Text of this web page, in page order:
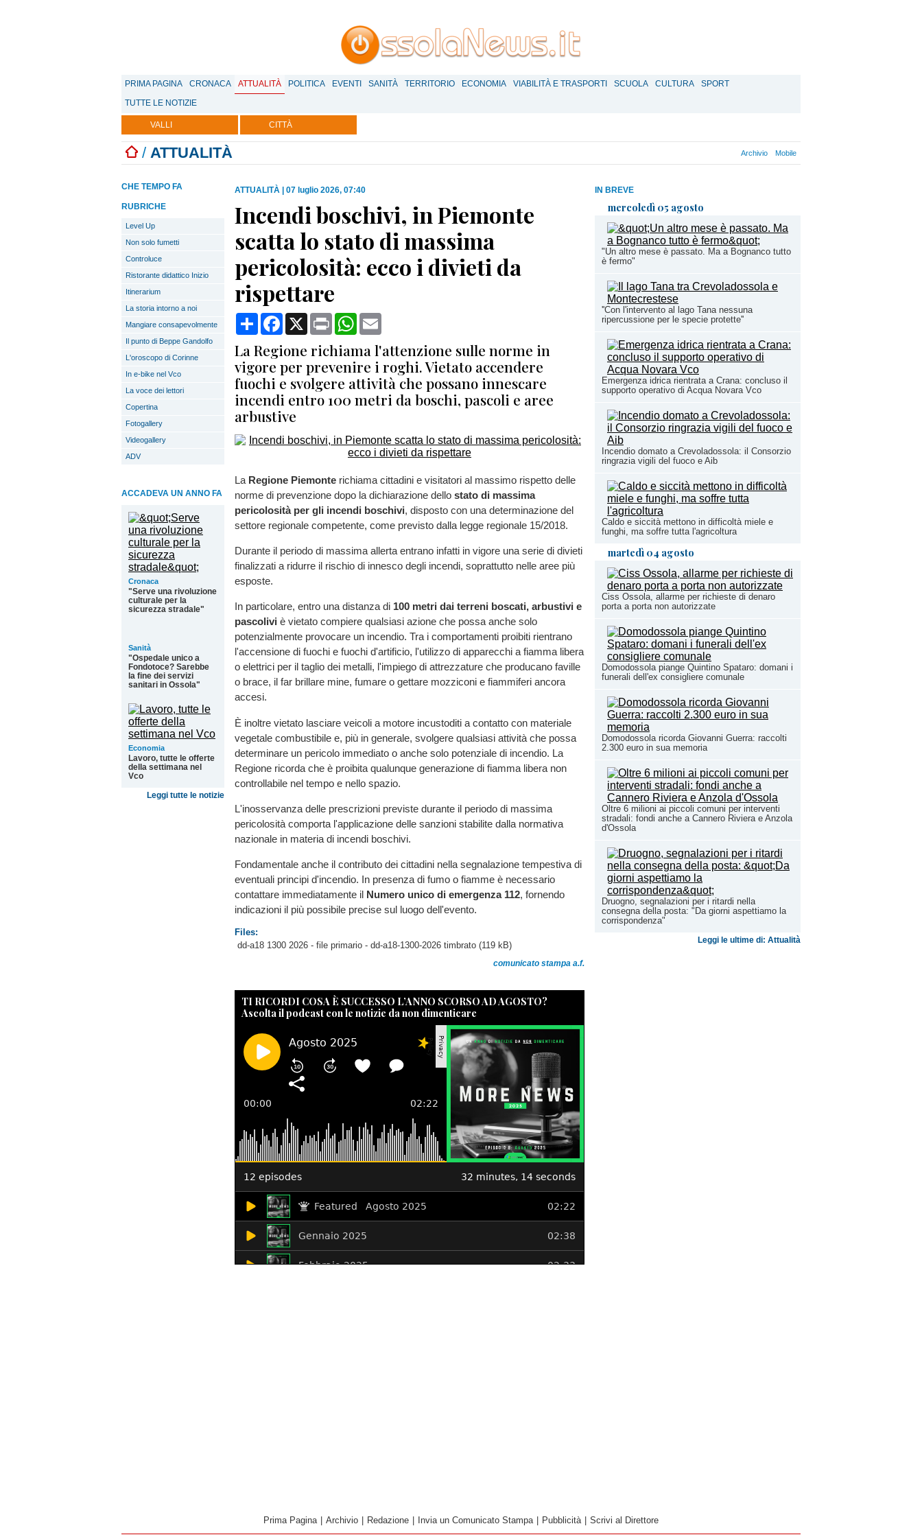
PRIMA PAGINA CRONACA ATTUALITÀ POLITICA EVENTI SANITÀ TERRITORIO ECONOMIA VIABILITÀ E TRASPORTI SCUOLA CULTURA
SPORT
TUTTE LE NOTIZIE
VALLI CITTÀ
/ ATTUALITÀ Archivio Mobile
IN BREVE
mercoledì 05 agosto
"Un altro mese è passato. Ma a Bognanco tutto
è fermo"
''Con l'intervento al lago Tana nessuna
ripercussione per le specie protette''
Emergenza idrica rientrata a Crana: concluso il
supporto operativo di Acqua Novara Vco
Incendio domato a Crevoladossola: il Consorzio
ringrazia vigili del fuoco e Aib
Caldo e siccità mettono in difficoltà miele e
funghi, ma soffre tutta l'agricoltura
martedì 04 agosto
Ciss Ossola, allarme per richieste di denaro
porta a porta non autorizzate
Domodossola piange Quintino Spataro: domani i
funerali dell'ex consigliere comunale
Domodossola ricorda Giovanni Guerra: raccolti
2.300 euro in sua memoria
Oltre 6 milioni ai piccoli comuni per interventi
stradali: fondi anche a Cannero Riviera e Anzola
d'Ossola
Druogno, segnalazioni per i ritardi nella
consegna della posta: "Da giorni aspettiamo la
corrispondenza"
Leggi le ultime di: Attualità
CHE TEMPO FA
RUBRICHE
Level Up
Non solo fumetti
Controluce
Ristorante didattico Inizio
Itinerarium
La storia intorno a noi
Mangiare consapevolmente
Il punto di Beppe Gandolfo
L'oroscopo di Corinne
In e-bike nel Vco
La voce dei lettori
Copertina
Fotogallery
Videogallery
ADV
ACCADEVA UN ANNO FA
Cronaca
"Serve una rivoluzione
culturale per la
sicurezza stradale"
Sanità
"Ospedale unico a
Fondotoce? Sarebbe
la fine dei servizi
sanitari in Ossola"
Economia
Lavoro, tutte le offerte
della settimana nel
Vco
Leggi tutte le notizie
ATTUALITÀ 07 luglio 2026, 07:40
Incendi boschivi, in Piemonte
scatta lo stato di massima
pericolosità: ecco i divieti da
rispettare
CondividiFacebook
X Print WhatsApp
La Regione richiama l'attenzione sulle norme in
vigore per prevenire i roghi. Vietato accendere
fuochi e svolgere attività che possano innescare
incendi entro 100 metri da boschi, pascoli e aree
arbustive
La Regione Piemonte richiama cittadini e visitatori al massimo rispetto delle
norme di prevenzione dopo la dichiarazione dello stato di massima
pericolosità per gli incendi boschivi, disposto con una determinazione del
settore regionale competente, come previsto dalla legge regionale 15/2018.
Durante il periodo di massima allerta entrano infatti in vigore una serie di divieti
finalizzati a ridurre il rischio di innesco degli incendi, soprattutto nelle aree più
esposte.
In particolare, entro una distanza di 100 metri dai terreni boscati, arbustivi e
pascolivi è vietato compiere qualsiasi azione che possa anche solo
potenzialmente provocare un incendio. Tra i comportamenti proibiti rientrano
l'accensione di fuochi e fuochi d'artificio, l'utilizzo di apparecchi a fiamma libera
o elettrici per il taglio dei metalli, l'impiego di attrezzature che producano faville
o brace, il far brillare mine, fumare o gettare mozziconi e fiammiferi ancora
accesi.
È inoltre vietato lasciare veicoli a motore incustoditi a contatto con materiale
vegetale combustibile e, più in generale, svolgere qualsiasi attività che possa
determinare un pericolo immediato o anche solo potenziale di incendio. La
Regione ricorda che è proibita qualunque generazione di fiamma libera non
controllabile nel tempo e nello spazio.
L'inosservanza delle prescrizioni previste durante il periodo di massima
pericolosità comporta l'applicazione delle sanzioni stabilite dalla normativa
nazionale in materia di incendi boschivi.
Fondamentale anche il contributo dei cittadini nella segnalazione tempestiva di
eventuali principi d'incendio. In presenza di fumo o fiamme è necessario
contattare immediatamente il Numero unico di emergenza 112, fornendo
indicazioni il più possibile precise sul luogo dell'evento.
Files:
dd-a18 1300 2026 - file primario - dd-a18-1300-2026 timbrato (119 kB)
comunicato stampa a.f.
TI RICORDI COSA È SUCCESSO L’ANNO SCORSO AD AGOSTO?
Ascolta il podcast con le notizie da non dimenticare
Prima Pagina Archivio Redazione Invia un Comunicato Stampa Pubblicità Scrivi al Direttore